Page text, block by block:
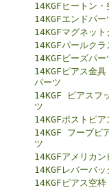
14KGFヒートン・
14KGFエンドパー
14KGFマグネット
14KGFパールクラ
14KGFビーズパー
14KGFピアス金具
パーツ
14KGF ピアスフ
ツ
14KGFポストピア
14KGF フープピ
ツ
14KGFアメリカン
14KGFレバーバッ
14KGFピアス空枠